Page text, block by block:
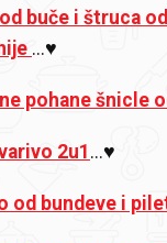
buče i štruca
...♥
pohane šnicle
2u1 ...♥
od bundeve i